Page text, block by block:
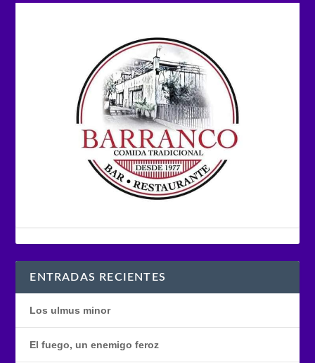
ENTRADAS RECIENTES
Los ulmus minor
El fuego, un enemigo feroz